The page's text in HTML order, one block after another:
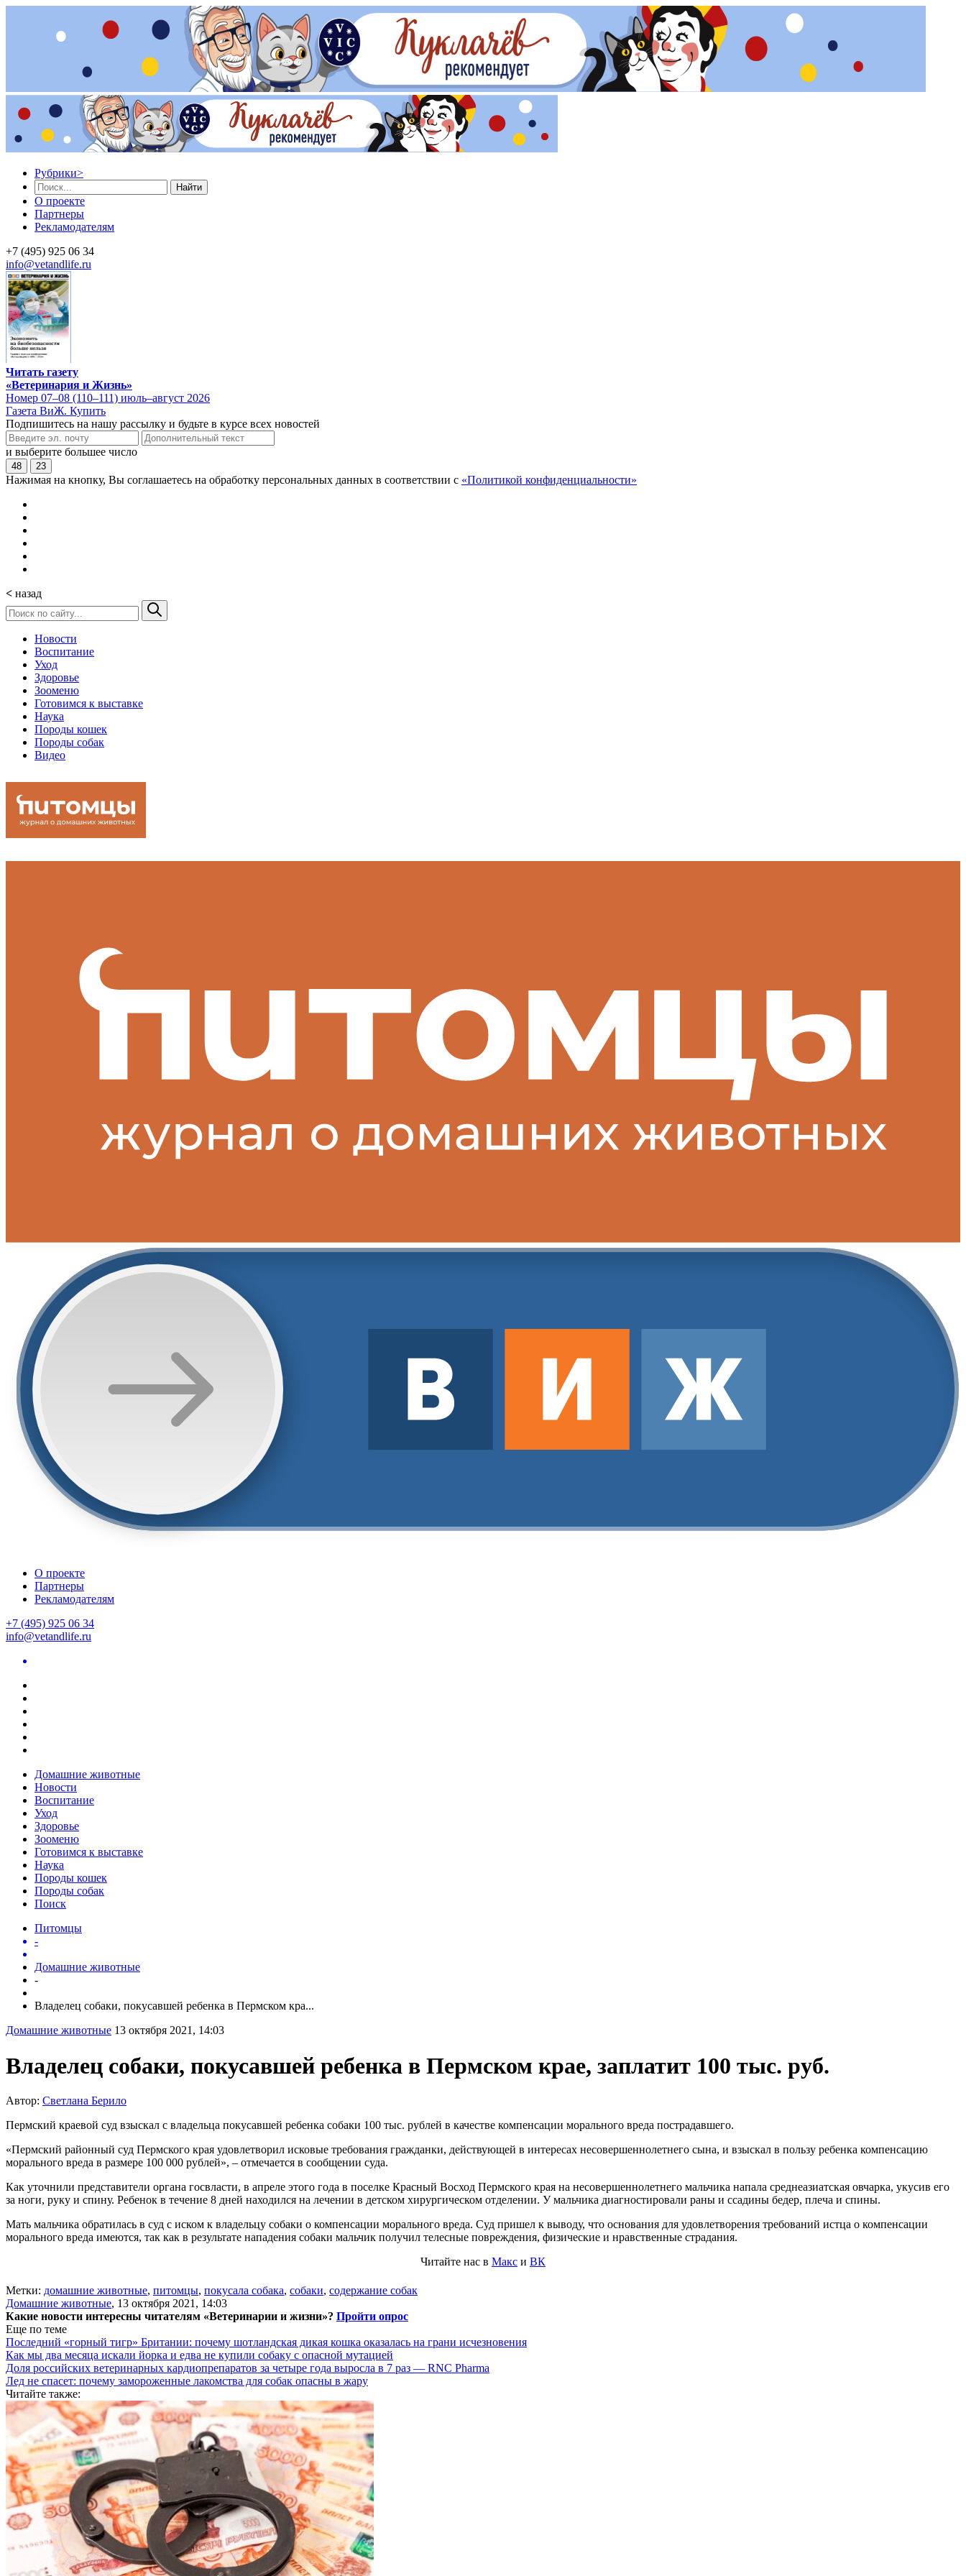
Рубрики>
Найти
О проекте
Партнеры
Рекламодателям
+7 (495) 925 06 34
info@vetandlife.ru
Читать газету
«Ветеринария и Жизнь»
Номер 07–08 (110–111) июль–август 2026
Газета ВиЖ. Купить
Подпишитесь на нашу рассылку и будьте в курсе всех новостей
и выберите большее число
48 23
Нажимая на кнопку, Вы соглашаетесь на обработку персональных данных в соответствии с «Политикой конфиденциальности»
< назад
Новости
Воспитание
Уход
Здоровье
Зооменю
Готовимся к выставке
Наука
Породы кошек
Породы собак
Видео
О проекте
Партнеры
Рекламодателям
+7 (495) 925 06 34
info@vetandlife.ru
Домашние животные
Новости
Воспитание
Уход
Здоровье
Зооменю
Готовимся к выставке
Наука
Породы кошек
Породы собак
Поиск
Питомцы
-
Домашние животные
-
Владелец собаки, покусавшей ребенка в Пермском кра...
Домашние животные 13 октября 2021, 14:03
Владелец собаки, покусавшей ребенка в Пермском крае, заплатит 100 тыс. руб.
Автор: Светлана Берило
Пермский краевой суд взыскал с владельца покусавшей ребенка собаки 100 тыс. рублей в качестве компенсации морального вреда пострадавшего.
«Пермский районный суд Пермского края удовлетворил исковые требования гражданки, действующей в интересах несовершеннолетнего сына, и взыскал в пользу ребенка компенсацию
морального вреда в размере 100 000 рублей», – отмечается в сообщении суда.
Как уточнили представители органа госвласти, в апреле этого года в поселке Красный Восход Пермского края на несовершеннолетнего мальчика напала среднеазиатская овчарка, укусив его
за ноги, руку и спину. Ребенок в течение 8 дней находился на лечении в детском хирургическом отделении. У мальчика диагностировали раны и ссадины бедер, плеча и спины.
Мать мальчика обратилась в суд с иском к владельцу собаки о компенсации морального вреда. Суд пришел к выводу, что основания для удовлетворения требований истца о компенсации
морального вреда имеются, так как в результате нападения собаки мальчик получил телесные повреждения, физические и нравственные страдания.
Читайте нас в Макс и ВК
Метки: домашние животные, питомцы, покусала собака, собаки, содержание собак
Домашние животные, 13 октября 2021, 14:03
Какие новости интересны читателям «Ветеринарии и жизни»? Пройти опрос
Еще по теме
Последний «горный тигр» Британии: почему шотландская дикая кошка оказалась на грани исчезновения
Как мы два месяца искали йорка и едва не купили собаку с опасной мутацией
Доля российских ветеринарных кардиопрепаратов за четыре года выросла в 7 раз — RNC Pharma
Лед не спасет: почему замороженные лакомства для собак опасны в жару
Читайте также: